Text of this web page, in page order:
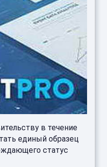
в течение
единый образец
статус